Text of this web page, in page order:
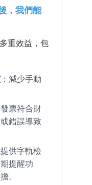
，我們能
重效益，包
：減少手動
票符合財
錯誤導致
供字軌檢
提醒功
。